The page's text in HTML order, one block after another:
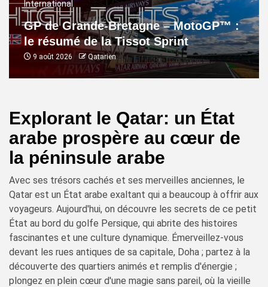
International
GP de Grande-Bretagne – MotoGP™ :
le résumé de la Tissot Sprint
9 août 2026 Qatarien
Explorant le Qatar: un État
arabe prospère au cœur de
la péninsule arabe
Avec ses trésors cachés et ses merveilles anciennes, le
Qatar est un État arabe exaltant qui a beaucoup à offrir aux
voyageurs. Aujourd'hui, on découvre les secrets de ce petit
État au bord du golfe Persique, qui abrite des histoires
fascinantes et une culture dynamique. Émerveillez-vous
devant les rues antiques de sa capitale, Doha ; partez à la
découverte des quartiers animés et remplis d'énergie ;
plongez en plein cœur d'une magie sans pareil, où la vieille